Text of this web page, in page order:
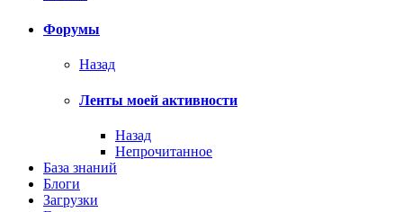
Форумы
Назад
Ленты моей активности
Назад
Непрочитанное
База знаний
Блоги
Загрузки